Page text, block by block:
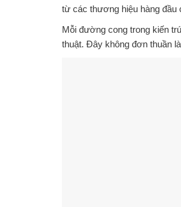
từ các thương hiệu hàng đầu
Mỗi đường cong trong kiến
thuật. Đây không đơn thuần